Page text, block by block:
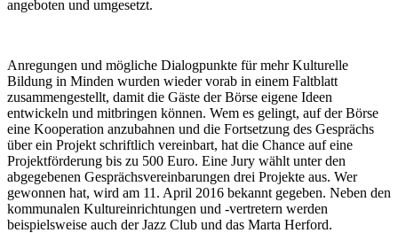
angeboten und umgesetzt.
Anregungen und mögliche Dialogpunkte für mehr Kulturelle
Bildung in Minden wurden wieder vorab in einem Faltblatt
zusammengestellt, damit die Gäste der Börse eigene Ideen
entwickeln und mitbringen können. Wem es gelingt, auf der Börse
eine Kooperation anzubahnen und die Fortsetzung des Gesprächs
über ein Projekt schriftlich vereinbart, hat die Chance auf eine
Projektförderung bis zu 500 Euro. Eine Jury wählt unter den
abgegebenen Gesprächsvereinbarungen drei Projekte aus. Wer
gewonnen hat, wird am 11. April 2016 bekannt gegeben. Neben den
kommunalen Kultureinrichtungen und -vertretern werden
beispielsweise auch der Jazz Club und das Marta Herford.